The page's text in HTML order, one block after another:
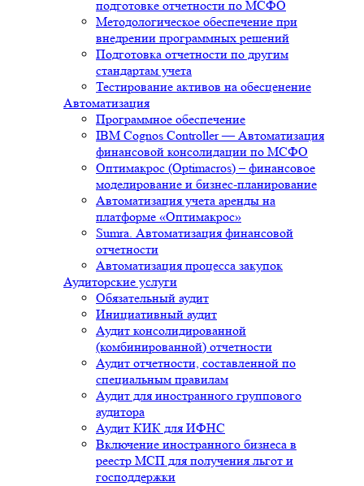
подготовке отчетности по МСФО
Методологическое обеспечение при
внедрении программных решений
Подготовка отчетности по другим
стандартам учета
Тестирование активов на обесценение
Автоматизация
Программное обеспечение
IBM Cognos Controller — Автоматизация
финансовой консолидации по МСФО
Оптимакрос (Optimacros) – финансовое
моделирование и бизнес-планирование
Автоматизация учета аренды на
платформе «Оптимакрос»
Sumra. Автоматизация финансовой
отчетности
Автоматизация процесса закупок
Аудиторские услуги
Обязательный аудит
Инициативный аудит
Аудит консолидированной
(комбинированной) отчетности
Аудит отчетности, составленной по
специальным правилам
Аудит для иностранного группового
аудитора
Аудит КИК для ИФНС
Включение иностранного бизнеса в
реестр МСП для получения льгот и
господдержки